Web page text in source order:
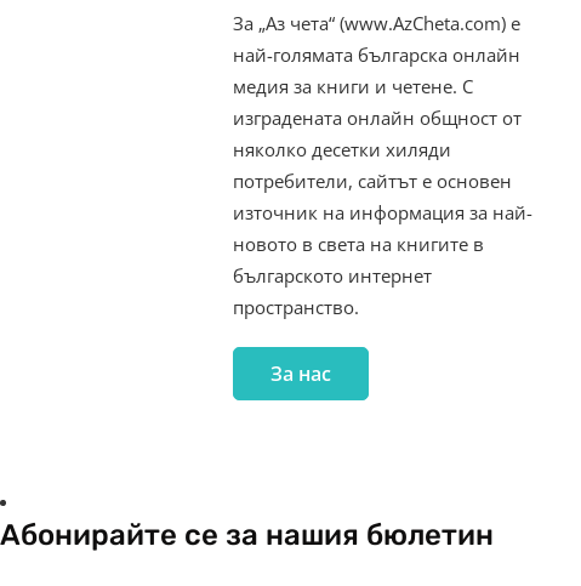
За „Аз чета“ (www.AzCheta.com) е
най-голямата българска онлайн
медия за книги и четене. С
изградената онлайн общност от
няколко десетки хиляди
потребители, сайтът е основен
източник на информация за най-
новото в света на книгите в
българското интернет
пространство.
За нас
Абонирайте се за нашия бюлетин